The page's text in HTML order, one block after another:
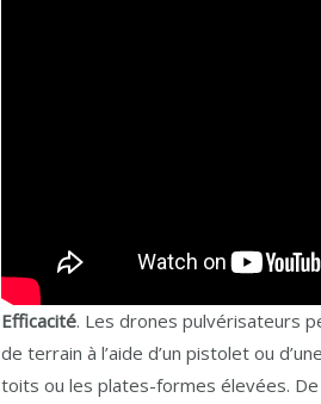
Efficacité. Les drones pulvérisateurs
de terrain à l’aide d’un pistolet ou
toits ou les plates-formes élevées.